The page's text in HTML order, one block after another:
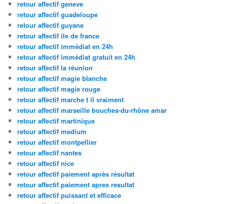
retour affectif geneve
retour affectif guadeloupe
retour affectif guyane
retour affectif ile de france
retour affectif immédiat en 24h
retour affectif immédiat gratuit en 24h
retour affectif la réunion
retour affectif magie blanche
retour affectif magie rouge
retour affectif marche t il vraiment
retour affectif marseille bouches-du-rhône amar
retour affectif martinique
retour affectif medium
retour affectif montpellier
retour affectif nantes
retour affectif nice
retour affectif paiement après résultat
retour affectif paiement apres resultat
retour affectif puissant et efficace